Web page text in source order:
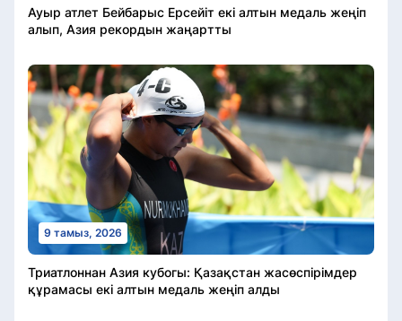
Ауыр атлет Бейбарыс Ерсейіт екі алтын медаль жеңіп
алып, Азия рекордын жаңартты
9 тамыз, 2026
Триатлоннан Азия кубогы: Қазақстан жасөспірімдер
құрамасы екі алтын медаль жеңіп алды